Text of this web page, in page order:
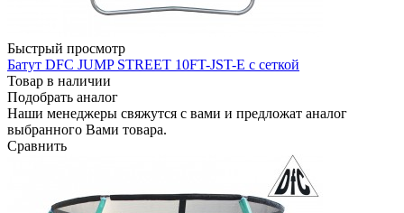
Быстрый просмотр
Батут DFC JUMP STREET 10FT-JST-E с сеткой
Товар в наличии
Подобрать аналог
Наши менеджеры свяжутся с вами и предложат аналог
выбранного Вами товара.
Сравнить